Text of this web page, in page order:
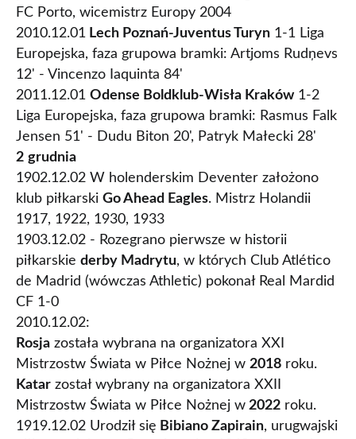
FC Porto, wicemistrz Europy 2004
2010.12.01 Lech Poznań-Juventus Turyn 1-1 Liga
Europejska, faza grupowa bramki: Artjoms Rudņevs
12' - Vincenzo Iaquinta 84'
2011.12.01 Odense Boldklub-Wisła Kraków1-2
Liga Europejska, faza grupowa bramki: Rasmus Falk
Jensen 51' - Dudu Biton 20', Patryk Małecki 28'
2 grudnia
1902.12.02 W holenderskim Deventer założono
klub piłkarski Go Ahead Eagles. Mistrz Holandii
1917, 1922, 1930, 1933
1903.12.02 - Rozegrano pierwsze w historii
piłkarskie derby Madrytu, w których Club Atlético
de Madrid (wówczas Athletic) pokonał Real Mardid
CF 1-0
2010.12.02:
Rosja została wybrana na organizatora XXI
Mistrzostw Świata w Piłce Nożnej w 2018 roku.
Katar został wybrany na organizatora XXII
Mistrzostw Świata w Piłce Nożnej w 2022 roku.
1919.12.02 Urodził się Bibiano Zapirain, urugwajski